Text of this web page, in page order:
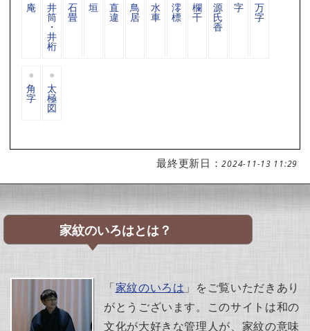
庵 井
筒
・
井
桁
石
畳
垣 直
違
鳥
居
水
車
澪
標
欄
干
源
氏
香
字 万
字
角
字
太
極
図
最終更新日：2024-11-13 11:29
家紋のいろはとは？
「家紋のいろは」をご覧いただきあり
がとうございます。このサイトは和の
文化が大好きな管理人が、家紋の意味